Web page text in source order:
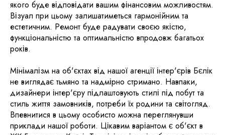
якого буде відповідати вашим фінансовим можливостям.
Візуал при цьому залишатиметься гармонійним та
естетичним. Ремонт буде радувати своєю якістю,
функціональністю та оптимальністю впродовж багатьох
років.
Мінімалізм на об'єктах від нашої агенції інтер'єрів Бєлік
не виглядає тьмяно та надмірно стримано. Навпаки,
дизайнери інтер'єру підлаштовують стилі під побут та
стиль життя замовників, потреби їх родини та світогляд.
Впевнитися в цьому особисто можна переглянувши
приклади нашої роботи. Цікавим варіантом є об'єкт в